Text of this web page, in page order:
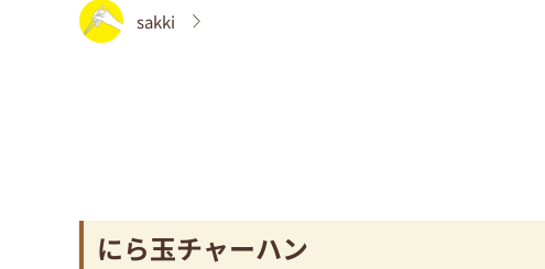
sakki
にら玉チャーハン